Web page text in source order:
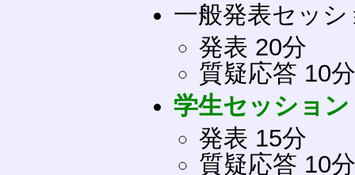
一般発表セッ
発表 20分
質疑応答 10分
学生セッション
発表 15分
質疑応答 10分